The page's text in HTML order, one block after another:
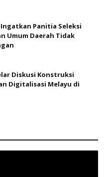
Panitia Seleksi
Umum Daerah Tidak
Diskusi Konstruksi
Digitalisasi Melayu di